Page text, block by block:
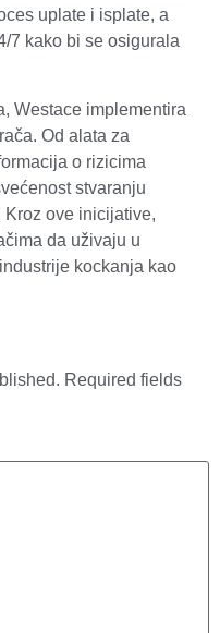
uplate i isplate, a
7 kako bi se osigurala
Westace implementira
Od alata za
o rizicima
stvaranju
ove inicijative,
da uživaju u
kockanja kao
Required fields